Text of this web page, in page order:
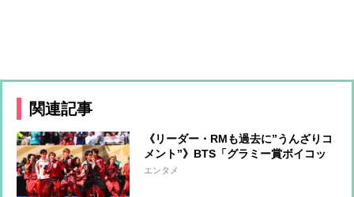
関連記事
《リーダー・RMも過去に”うんざりコ
メント”》BTS「グラミー賞ボイコッ
ト」が示す“韓国から世界へ”の覚悟
エンタメ